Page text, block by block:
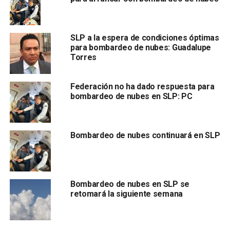
Fernández, El Naranjo,pero también llegamos a la zona
altiplano en Villa de Arista, Ahualulco y Guadalcázar,
pero en la zona centro no se pudo”.
Ordaz Flores aseguró que pese a que ayer hubo
bastantes nubes no tenían las condiciones para ser
estimuladas y que se disiparon rápidamente
embargo apuntó que todo está listo para que se haga la
siembra de nubes.
El funcionario estatal detalló que le están solicitando a los
58 municipios que
SLP a la espera de condiciones óptimas
para bombardeo de nubes: Guadalupe
Torres
Federación no ha dado respuesta para
bombardeo de nubes en SLP: PC
Bombardeo de nubes continuará en SLP
Bombardeo de nubes en SLP se
retomará la siguiente semana